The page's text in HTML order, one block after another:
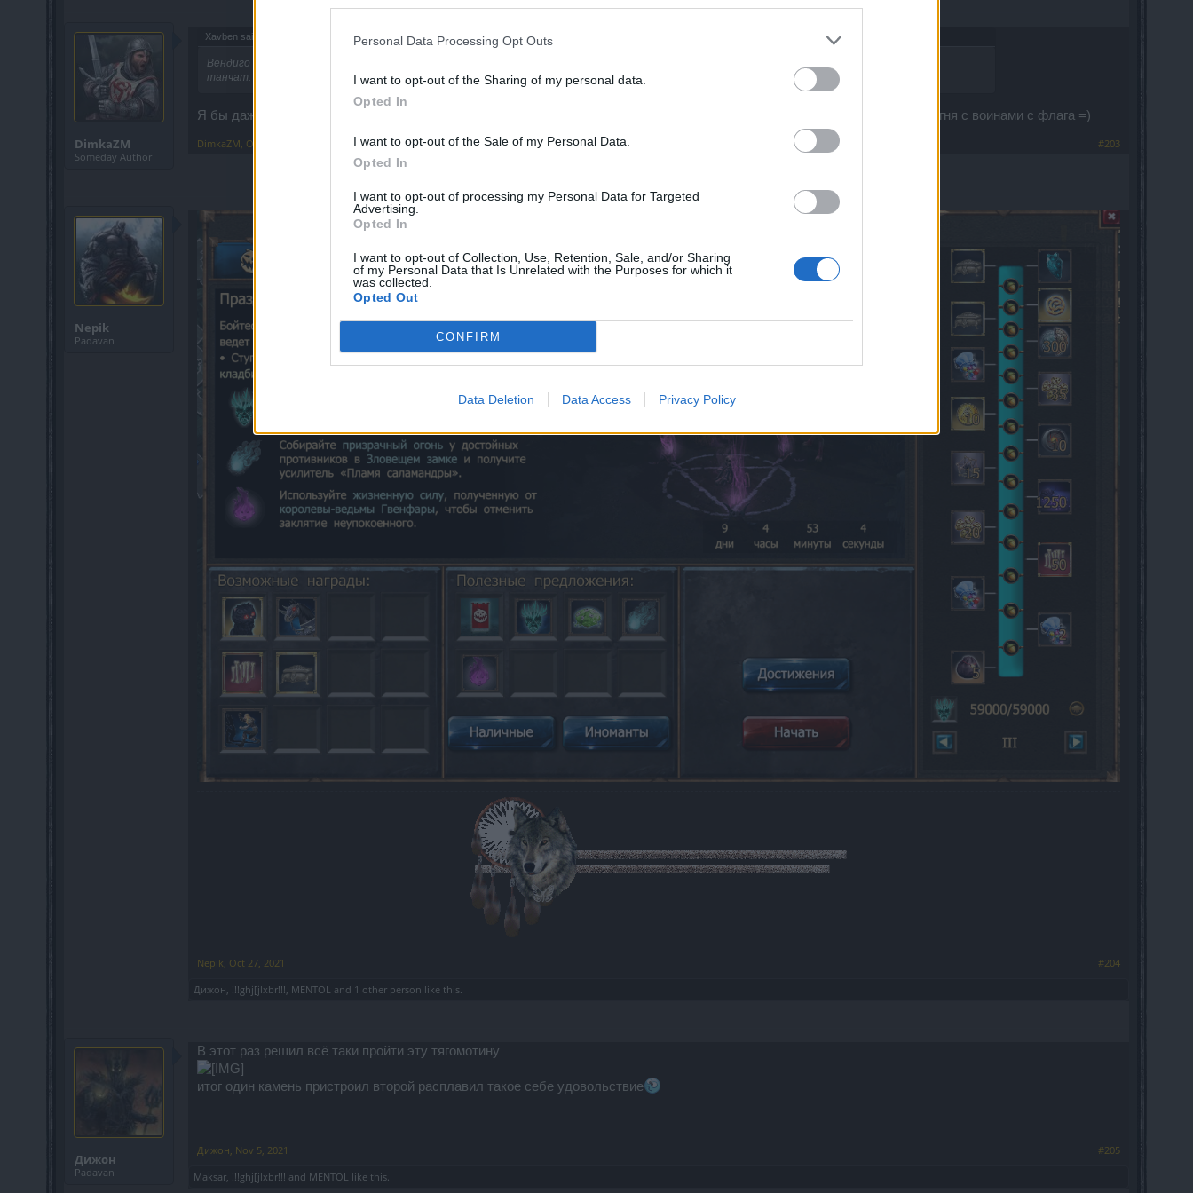
Personal Data Processing Opt Outs
I want to opt-out of the Sharing of my personal data.
Opted In
I want to opt-out of the Sale of my Personal Data.
Opted In
I want to opt-out of processing my Personal Data for Targeted
Advertising.
Opted In
I want to opt-out of Collection, Use, Retention, Sale, and/or Sharing
of my Personal Data that Is Unrelated with the Purposes for which it
was collected.
Opted Out
CONFIRM
Data Deletion Data Access Privacy Policy
DimkaZM
Someday Author
Xavben said:
Вендиго злой как собака, а думал будет легкая прогулка, кто то постарался над мобами под контролем, падают с 1-2 тычков и ни фига не
танчат.
Я бы даже сказал, что законтроленные мобы даже тычку получить не успевают, как отдают душу Мортису. Такая же фигня с воинами с флага =)
DimkaZM, Oct 26, 2021 #203
Nepik
Padavan
Nepik, Oct 27, 2021
#204
Дижон, !!!ghj[jlxbr!!!, MENTOL and 1 other person like this.
Дижон
Padavan
В этот раз решил всё таки пройти эту тягомотину
итог один камень пристроил второй расплавил такое себе удовольствие
Дижон, Nov 5, 2021
#205
Maksar, !!!ghj[jlxbr!!! and MENTOL like this.